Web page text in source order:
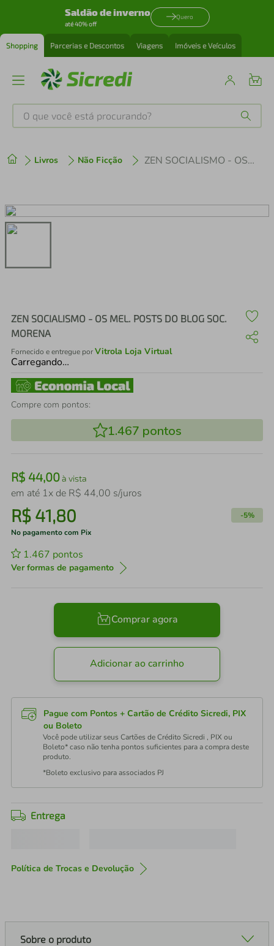
Saldão de inverno
até 40% off
Quero
Shopping Parcerias e Descontos Viagens Imóveis e Veículos
O que você está procurando?
Livros Não Ficção ZEN SOCIALISMO - OS MEL. POSTS DO BLOG SOC. MORENA
ZEN SOCIALISMO - OS MEL. POSTS DO BLOG SOC.
MORENA
Fornecido e entregue porVitrola Loja Virtual
Carregando…
Compre com pontos:
1.467 pontos
R$ 44,00à vista
em até 1x de R$ 44,00 s/juros
R$ 41,80 -5%
No pagamento com Pix
1.467 pontos
Ver formas de pagamento
Comprar agora
Adicionar ao carrinho
Pague com Pontos + Cartão de Crédito Sicredi, PIX
ou Boleto
Você pode utilizar seus Cartões de Crédito Sicredi , PIX ou
Boleto* caso não tenha pontos suficientes para a compra deste
produto.
*Boleto exclusivo para associados PJ
Entrega
Política de Trocas e Devolução
Sobre o produto
2º cafeteira